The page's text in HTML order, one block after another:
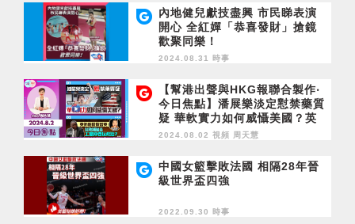
內地健兒獻技盡興 市民睇表演
開心 全紅嬋「恭喜發財」搶鏡
歡聚同樂！
2024.08.31 時事
【幫港出聲與HKG報聯合製作‧
今日焦點】潘展樂淡定懟禁藥質
疑 華軟實力如何威懾美國？英
外相提黎智英 財政瀕破產 工黨
2024.08.02 視頻 周天慧
中國女籃擊敗法國 相隔28年晉
級世界盃四強
2022.09.30 時事